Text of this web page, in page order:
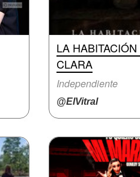
LA HABITACIÓN
CLARA
Independiente
@ElVitral